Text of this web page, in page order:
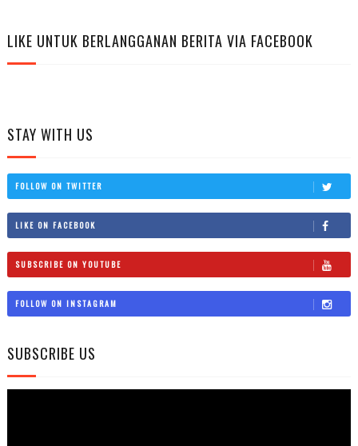
LIKE UNTUK BERLANGGANAN BERITA VIA FACEBOOK
STAY WITH US
FOLLOW ON TWITTER
LIKE ON FACEBOOK
SUBSCRIBE ON YOUTUBE
FOLLOW ON INSTAGRAM
SUBSCRIBE US